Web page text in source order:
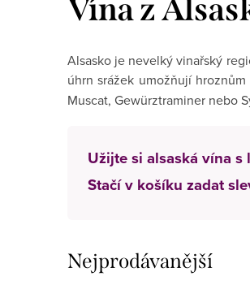
Vína z
Alsasko je nevelký vinařský
úhrn srážek umožňují
Muscat, Gewürztraminer nebo
Užijte si alsaská vína
Stačí v košíku zadat
Nejprodávanější